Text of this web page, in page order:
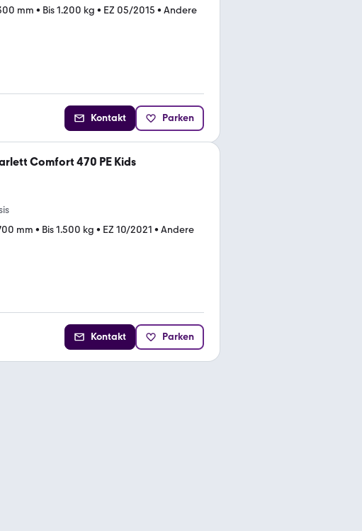
mm • Bis 1.200 kg • EZ 05/2015 • Andere
Kontakt Parken
Comfort 470 PE Kids
mm • Bis 1.500 kg • EZ 10/2021 • Andere
Kontakt Parken